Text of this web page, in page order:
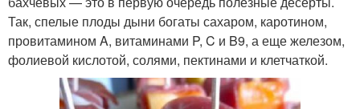
Так, спелые плоды дыни богаты сахаром, каротином,
провитамином A, витаминами P, C и B9, а еще железом,
фолиевой кислотой, солями, пектинами и клетчаткой.